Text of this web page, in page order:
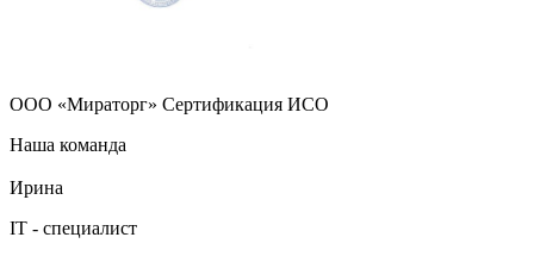
ООО «Мираторг» Сертификация ИСО
Наша команда
Ирина
IT - специалист